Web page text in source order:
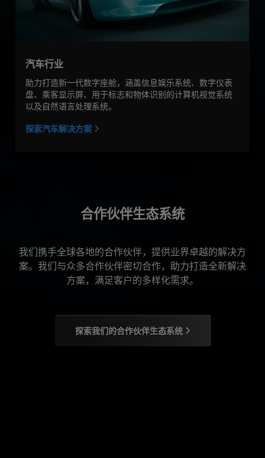
汽车行业
助力打造新一代数字座舱，涵盖信息娱乐系统、数字仪表
盘、乘客显示屏、用于标志和物体识别的计算机视觉系统
以及自然语言处理系统。
探索汽车解决方案
合作伙伴生态系统
我们携手全球各地的合作伙伴，提供业界卓越的解决方
案。我们与众多合作伙伴密切合作，助力打造全新解决
方案，满足客户的多样化需求。
探索我们的合作伙伴生态系统